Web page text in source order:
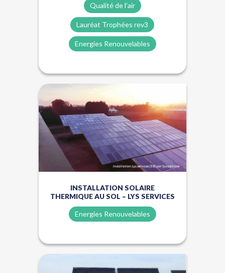
Qualité de l'air
Lauréat Trophées rev3
Energies Renouvelables
Énergies renouvelables
INSTALLATION SOLAIRE
THERMIQUE AU SOL – LYS SERVICES
Energies Renouvelables
Énergies renouvelables